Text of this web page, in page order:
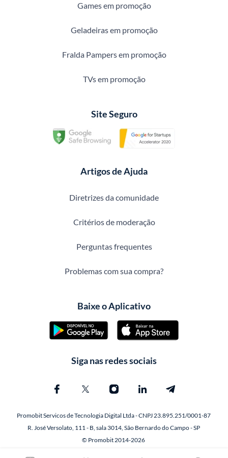
Games em promoção
Geladeiras em promoção
Fralda Pampers em promoção
TVs em promoção
Site Seguro
Artigos de Ajuda
Diretrizes da comunidade
Critérios de moderação
Perguntas frequentes
Problemas com sua compra?
Baixe o Aplicativo
Siga nas redes sociais
Promobit Servicos de Tecnologia Digital Ltda - CNPJ 23.895.251/0001-87
R. José Versolato, 111 - B, sala 3014, São Bernardo do Campo - SP
© Promobit 2014-2026